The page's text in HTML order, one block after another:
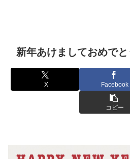
新年あけましておめで
X Facebook
コピー